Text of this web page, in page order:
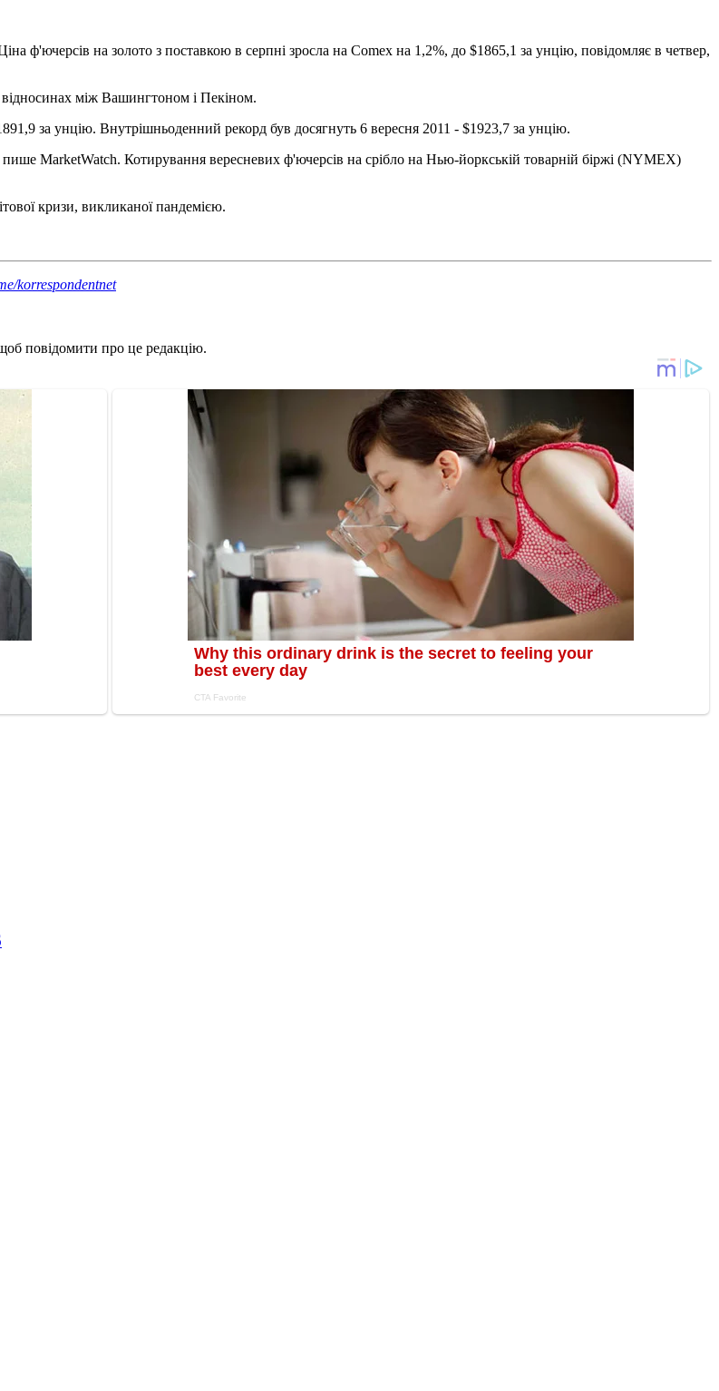
ф'ючерсів на золото з поставкою в серпні зросла на Comex на 1,2%, до $1865,1 за унцію, повідомляє в четвер,
відносинах між Вашингтоном і Пекіном.
за унцію. Внутрішньоденний рекорд був досягнуть 6 вересня 2011 - $1923,7 за унцію.
MarketWatch. Котирування вересневих ф'ючерсів на срібло на Нью-йоркській товарній біржі (NYMEX)
кризи, викликаної пандемією.
korrespondentnet
повідомити про це редакцію.